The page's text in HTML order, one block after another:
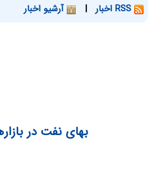
| آرشیو اخبار
بهای نفت در